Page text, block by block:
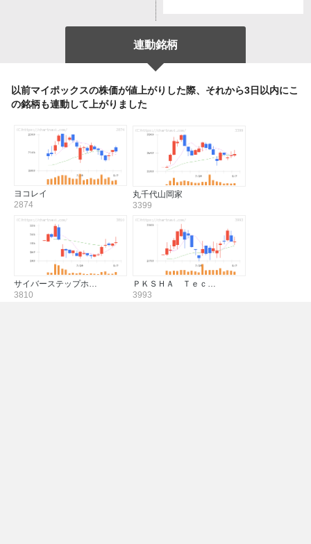
連動銘柄
以前マイポックスの株価が値上がりした際、それから3日以内にこ
の銘柄も連動して上がりました
ヨコレイ
2874
丸千代山岡家
3399
サイバーステップホ…
3810
ＰＫＳＨＡ Ｔｅｃ…
3993